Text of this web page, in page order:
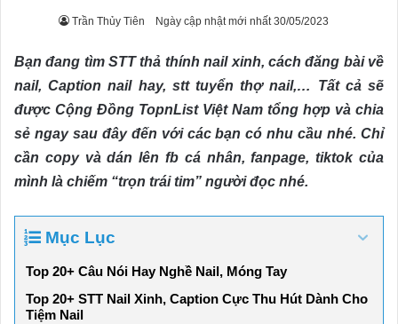
Trần Thủy Tiên Ngày cập nhật mới nhất 30/05/2023
Bạn đang tìm STT thả thính nail xinh, cách đăng bài về
nail, Caption nail hay, stt tuyển thợ nail,… Tất cả sẽ
được Cộng Đồng TopnList Việt Nam tổng hợp và chia
sẻ ngay sau đây đến với các bạn có nhu cầu nhé. Chỉ
cần copy và dán lên fb cá nhân, fanpage, tiktok của
mình là chiếm “trọn trái tim” người đọc nhé.
Mục Lục
Top 20+ Câu Nói Hay Nghề Nail, Móng Tay
Top 20+ STT Nail Xinh, Caption Cực Thu Hút Dành Cho
Tiệm Nail